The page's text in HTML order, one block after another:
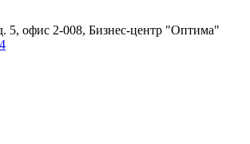
5, офис 2-008, Бизнес-центр "Оптима"